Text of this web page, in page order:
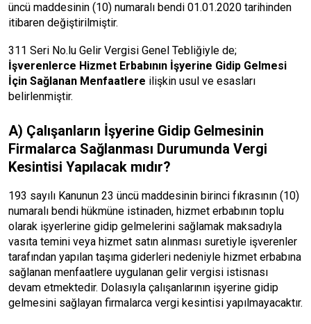
üncü maddesinin (10) numaralı bendi 01.01.2020 tarihinden
itibaren değiştirilmiştir.
311 Seri No.lu Gelir Vergisi Genel Tebliğiyle de;
İşverenlerce Hizmet Erbabının İşyerine Gidip Gelmesi
İçin Sağlanan Menfaatlere ilişkin usul ve esasları
belirlenmiştir.
A) Çalışanların İşyerine Gidip Gelmesinin
Firmalarca Sağlanması Durumunda Vergi
Kesintisi Yapılacak mıdır?
193 sayılı Kanunun 23 üncü maddesinin birinci fıkrasının (10)
numaralı bendi hükmüne istinaden, hizmet erbabının toplu
olarak işyerlerine gidip gelmelerini sağlamak maksadıyla
vasıta temini veya hizmet satın alınması suretiyle işverenler
tarafından yapılan taşıma giderleri nedeniyle hizmet erbabına
sağlanan menfaatlere uygulanan gelir vergisi istisnası
devam etmektedir. Dolasıyla çalışanlarının işyerine gidip
gelmesini sağlayan firmalarca vergi kesintisi yapılmayacaktır.